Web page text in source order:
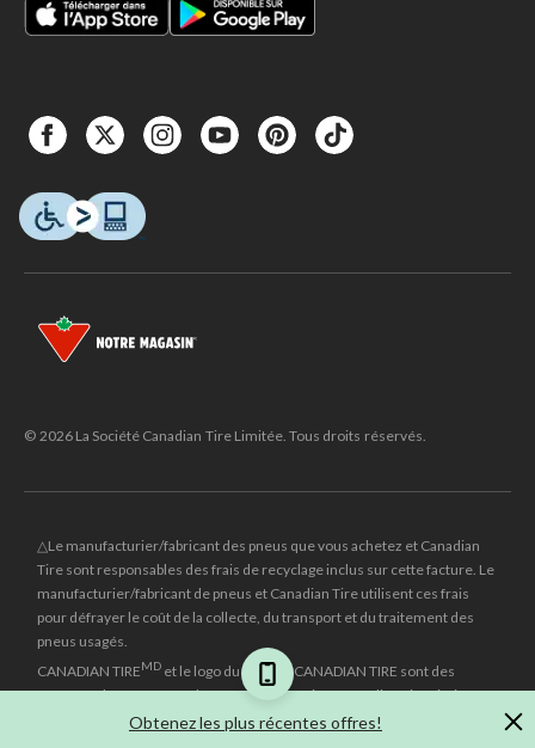
Obtenez les plus récentes offres!
© 2026 La Société Canadian Tire Limitée. Tous droits réservés.
△Le manufacturier/fabricant des pneus que vous achetez et Canadian
Tire sont responsables des frais de recyclage inclus sur cette facture. Le
manufacturier/fabricant de pneus et Canadian Tire utilisent ces frais
pour défrayer le coût de la collecte, du transport et du traitement des
pneus usagés.
CANADIAN TIREMD et le logo du triangle CANADIAN TIRE sont des
marques de commerce déposées de la Société Canadian Tire Limitée.